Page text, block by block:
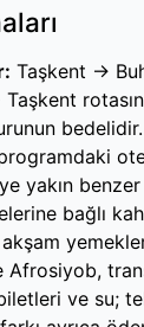
Taşkent →
bedelidir.
yakın
bağlı
Afrosiyob,
ve su;